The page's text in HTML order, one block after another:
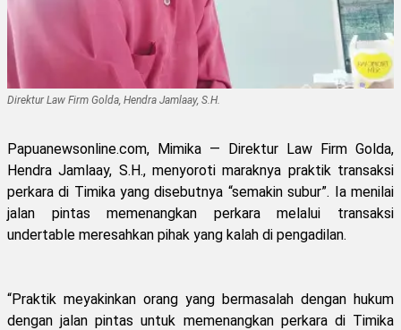
Direktur Law Firm Golda, Hendra Jamlaay, S.H.
Papuanewsonline.com, Mimika — Direktur Law Firm Golda,
Hendra Jamlaay, S.H., menyoroti maraknya praktik transaksi
perkara di Timika yang disebutnya “semakin subur”. Ia menilai
jalan pintas memenangkan perkara melalui transaksi
undertable meresahkan pihak yang kalah di pengadilan.
“Praktik meyakinkan orang yang bermasalah dengan hukum
dengan jalan pintas untuk memenangkan perkara di Timika